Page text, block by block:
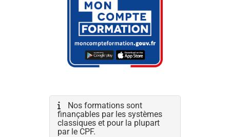
Nos formations sont
finançables par les systèmes
classiques et pour la plupart
par le CPF.